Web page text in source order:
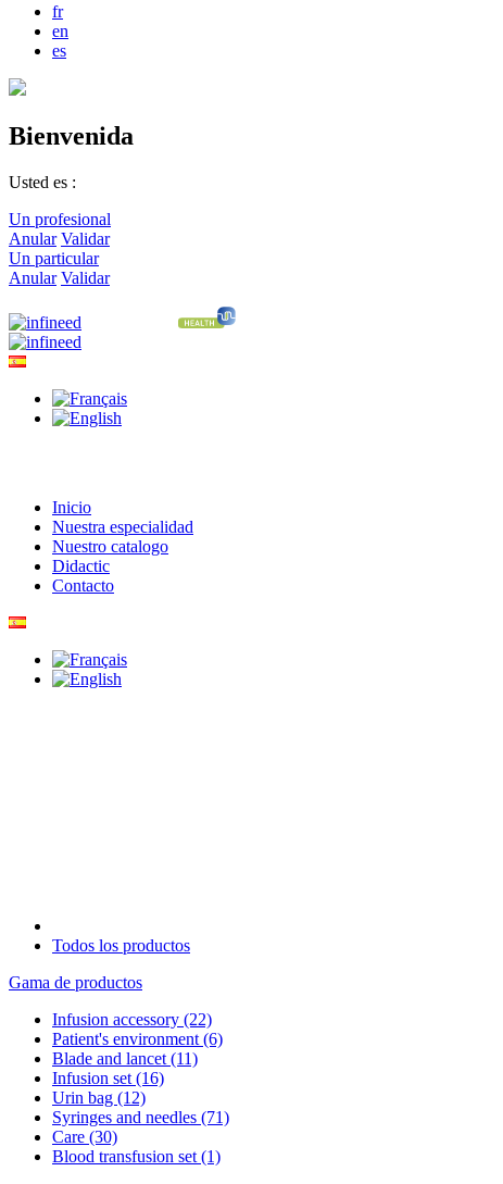
fr
en
es
Bienvenida
Usted es :
Un profesional
Anular Validar
Un particular
Anular Validar
Inicio
Nuestra especialidad
Nuestro catalogo
Didactic
Contacto
Todos los productos
Gama de productos
Infusion accessory (22)
Patient's environment (6)
Blade and lancet (11)
Infusion set (16)
Urin bag (12)
Syringes and needles (71)
Care (30)
Blood transfusion set (1)